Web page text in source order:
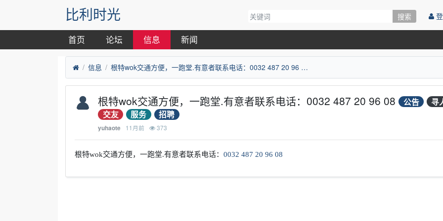
比利时光 搜索
首页 论坛 信息 新闻
信息 根特wok交通方便，一跑堂.有意者联系电话：0032 487 20 96 08
根特wok交通方便，一跑堂.有意者联系电话：0032 487 20 96 08 公告
寻
交友
服务 招聘
yuhaote 11月前 373
根特wok交通方便，一跑堂.有意者联系电话： 0032 487 20 96 08